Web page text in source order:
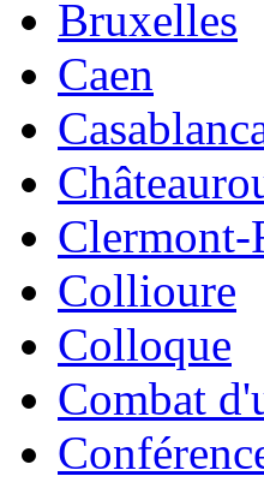
Bruxelles
Caen
Clermont-
Collioure
Colloque
Combat